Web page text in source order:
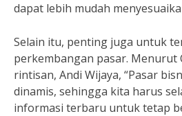
dapat lebih mudah
Selain itu, penting juga untuk
perkembangan pasar. Menurut
rintisan, Andi Wijaya, “Pasar
dinamis, sehingga kita harus
informasi terbaru untuk tetap